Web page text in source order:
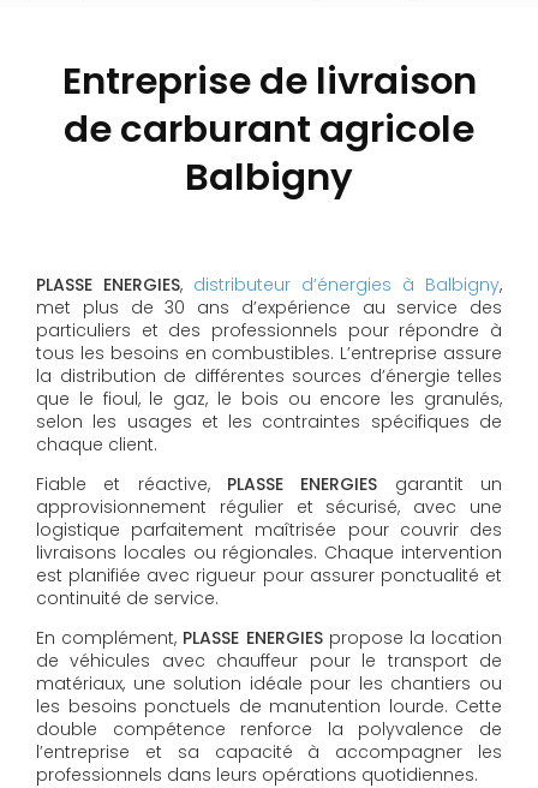
Entreprise de livraison
de carburant agricole
Balbigny
PLASSE ENERGIES, distributeur d’énergies à Balbigny,
met plus de 30 ans d’expérience au service des
particuliers et des professionnels pour répondre à
tous les besoins en combustibles. L’entreprise assure
la distribution de différentes sources d’énergie telles
que le fioul, le gaz, le bois ou encore les granulés,
selon les usages et les contraintes spécifiques de
chaque client.
Fiable et réactive, PLASSE ENERGIES garantit un
approvisionnement régulier et sécurisé, avec une
logistique parfaitement maîtrisée pour couvrir des
livraisons locales ou régionales. Chaque intervention
est planifiée avec rigueur pour assurer ponctualité et
continuité de service.
En complément, PLASSE ENERGIESpropose la location
de véhicules avec chauffeur pour le transport de
matériaux, une solution idéale pour les chantiers ou
les besoins ponctuels de manutention lourde. Cette
double compétence renforce la polyvalence de
l’entreprise et sa capacité à accompagner les
professionnels dans leurs opérations quotidiennes.